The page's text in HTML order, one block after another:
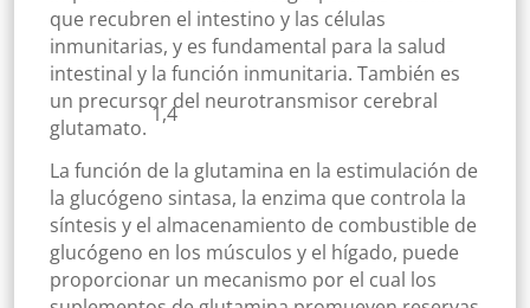
que recubren el intestino y las células
inmunitarias, y es fundamental para la salud
intestinal y la función inmunitaria. También es
un precursor del neurotransmisor cerebral
glutamato.
1,4
La función de la glutamina en la estimulación de
la glucógeno sintasa, la enzima que controla la
síntesis y el almacenamiento de combustible de
glucógeno en los músculos y el hígado, puede
proporcionar un mecanismo por el cual los